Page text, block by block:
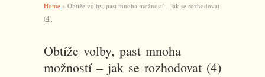
Home » Obtíže volby, past mnoha možností – jak se rozhodovat
(4)
Obtíže volby, past mnoha
možností – jak se rozhodovat (4)